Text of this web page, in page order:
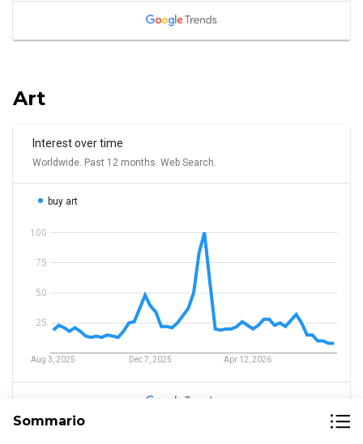
Art
Sommario